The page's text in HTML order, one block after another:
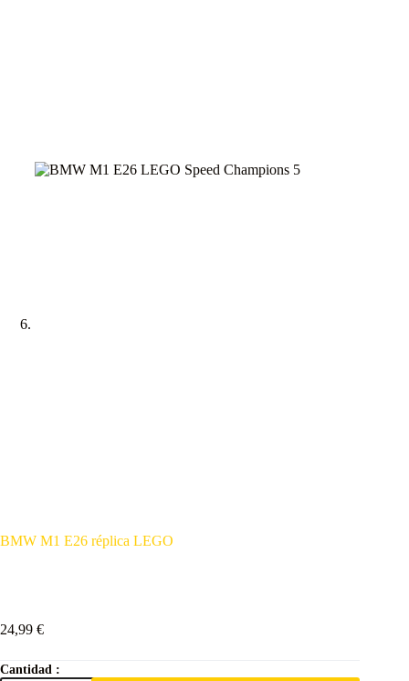
BMW M1 E26 réplica LEGO
24,99 €
Cantidad :